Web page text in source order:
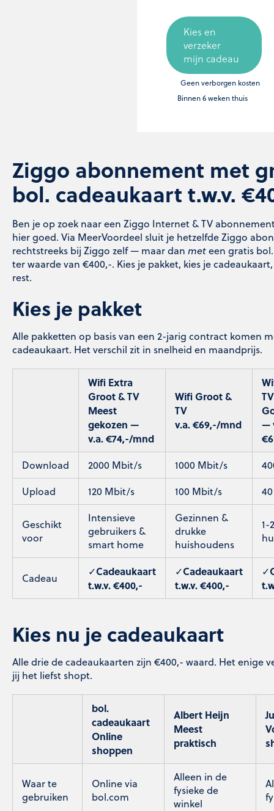
Kies en
verzeker
mijn cadeau
Geen verborgen kosten
Binnen 6 weken thuis
Ziggo abonnement met
bol. cadeaukaart t.w.v.
Ben je op zoek naar een Ziggo Internet & TV
hier goed. Via MeerVoordeel sluit je hetzelfde Ziggo
rechtstreeks bij Ziggo zelf — maar dan meteen gratis
ter waarde van €400,-. Kies je pakket, kies je
rest.
Kies je pakket
Alle pakketten op basis van een 2-jarig contract komen
cadeaukaart. Het verschil zit in snelheid en maandprijs.
Wifi Extra
Groot & TV
Meest
gekozen —
v.a. €74,-/mnd
Wifi Groot &
TV
v.a. €69,-/mnd
TV
—
Download 2000 Mbit/s 1000 Mbit/s
Upload
120 Mbit/s 100 Mbit/s
Geschikt
voor
Intensieve
gebruikers &
smart home
Gezinnen &
drukke
huishoudens
1-
Cadeau ✓Cadeaukaart
t.w.v. €400,-
✓Cadeaukaart
t.w.v. €400,-
✓
Kies nu je cadeaukaart
Alle drie de cadeaukaarten zijn €400,- waard. Het enige
jij het liefst shopt.
bol.
cadeaukaart
Online
shoppen
Albert Heijn
Meest
praktisch
Waar te
gebruiken
Online via
bol.com
Alleen in de
fysieke de
winkel